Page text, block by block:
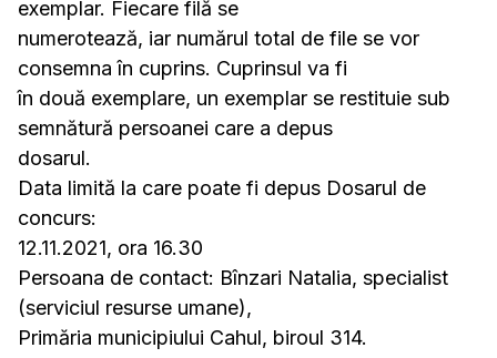
exemplar. Fiecare filă se
numerotează, iar numărul total de file se vor
consemna în cuprins. Cuprinsul va fi
în două exemplare, un exemplar se restituie sub
semnătură persoanei care a depus
dosarul.
Data limită la care poate fi depus Dosarul de
concurs:
12.11.2021, ora 16.30
Persoana de contact: Bînzari Natalia, specialist
(serviciul resurse umane),
Primăria municipiului Cahul, biroul 314.